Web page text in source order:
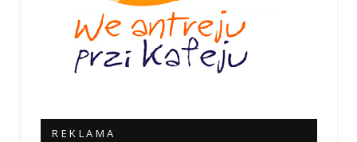
R E K L A M A